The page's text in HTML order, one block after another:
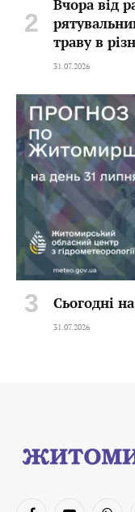
Вчора від
траву в
31.07.2026
Сьогодні
31.07.2026